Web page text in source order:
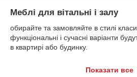
Меблі для вітальні і залу
обирайте та замовляйте в стилі
функціональні і сучасні варіанти
в квартирі або будинку.
меблі, Loft з доставкою в Ваше місто
Показати все